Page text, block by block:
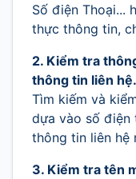
Số điện Thoại...
thực thông tin,
2. Kiểm tra
thông tin liên hệ.
Tìm kiếm và
dựa vào số điện
thông tin liên hệ
3. Kiểm tra tên